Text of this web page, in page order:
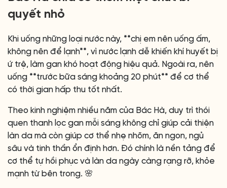
quyết nhỏ
Khi uống những loại nước này, **chị em nên uống ấm,
không nên để lạnh**, vì nước lạnh dễ khiến khí huyết bị
ứ trệ, làm gan khó hoạt động hiệu quả. Ngoài ra, nên
uống **trước bữa sáng khoảng 20 phút** để cơ thể
có thời gian hấp thu tốt nhất.
Theo kinh nghiệm nhiều năm của Bác Hà, duy trì thói
quen thanh lọc gan mỗi sáng không chỉ giúp cải thiện
làn da mà còn giúp cơ thể nhẹ nhõm, ăn ngon, ngủ
sâu và tinh thần ổn định hơn. Đó chính là nền tảng để
cơ thể tự hồi phục và làn da ngày càng rạng rỡ, khỏe
mạnh từ bên trong. 🌸